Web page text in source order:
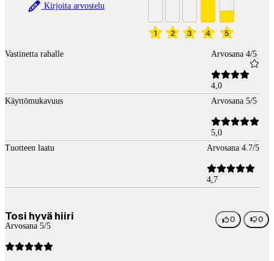
Kirjoita arvostelu
1 2 3 4 5
Vastinetta rahalle Arvosana 4/5
4,0
Käyttömukavuus
Arvosana 5/5
5,0
Tuotteen laatu
Arvosana 4.7/5
4,7
Tosi hyvä hiiri
Arvosana 5/5
0 0